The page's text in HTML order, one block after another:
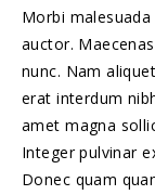
Morbi
auctor.
nunc. Nam
erat interdum
amet magna
Integer pulvinar
Donec quam